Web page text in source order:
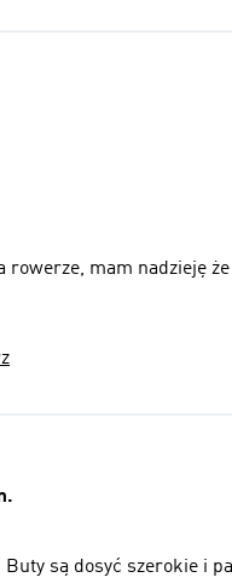
mam nadzieję że
są dosyć szerokie i